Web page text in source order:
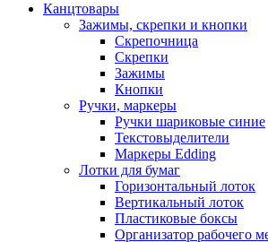
Канцтовары
Зажимы, скрепки и кнопки
Скрепочница
Скрепки
Зажимы
Кнопки
Ручки, маркеры
Ручки шариковые синие
Текстовыделители
Маркеры Edding
Лотки для бумаг
Горизонтальный лоток
Вертикальный лоток
Пластиковые боксы
Организатор рабочего